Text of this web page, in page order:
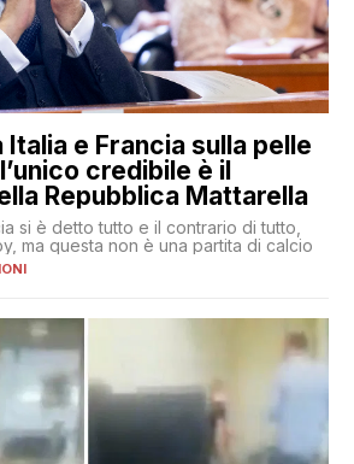
e Francia sulla pelle
credibile è il
Repubblica Mattarella
si è detto tutto e il contrario di tutto,
ma questa non è una partita di calcio